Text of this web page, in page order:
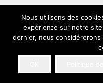
Nous utilisons des
expérience sur notre
dernier, nous